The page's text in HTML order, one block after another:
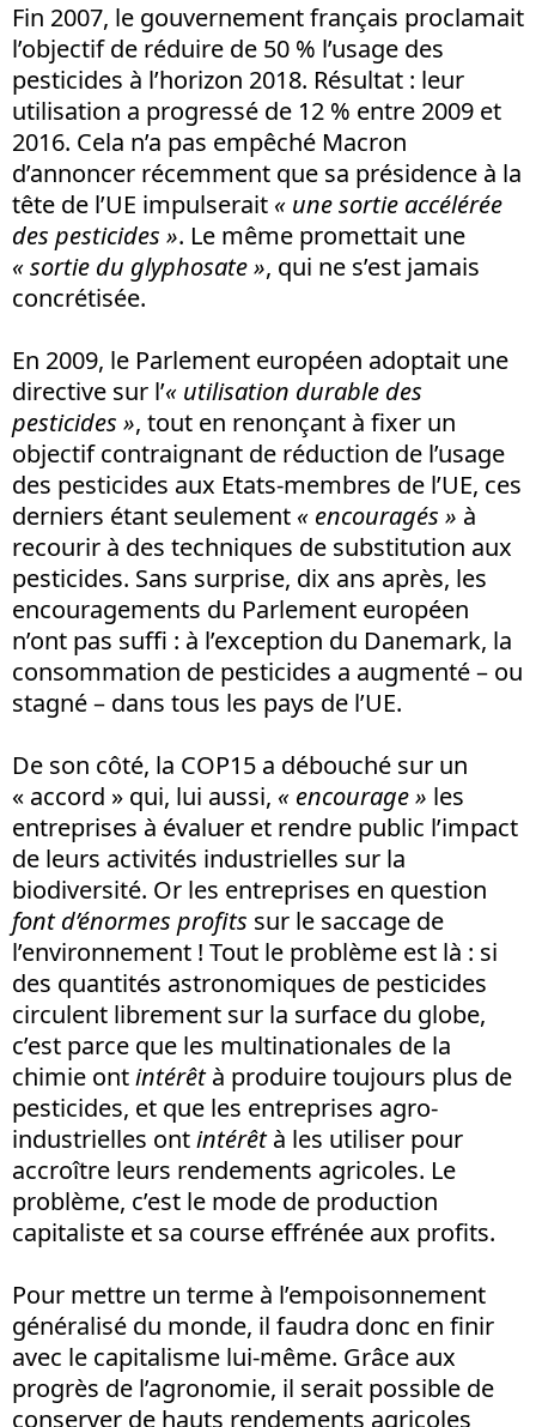
Fin 2007, le gouvernement français proclamait
l’objectif de réduire de 50 % l’usage des
pesticides à l’horizon 2018. Résultat : leur
utilisation a progressé de 12 % entre 2009 et
2016. Cela n’a pas empêché Macron
d’annoncer récemment que sa présidence à la
tête de l’UE impulserait « une sortie accélérée
des pesticides ». Le même promettait une
« sortie du glyphosate », qui ne s’est jamais
concrétisée.
En 2009, le Parlement européen adoptait une
directive sur l’« utilisation durable des
pesticides », tout en renonçant à fixer un
objectif contraignant de réduction de l’usage
des pesticides aux Etats-membres de l’UE, ces
derniers étant seulement « encouragés » à
recourir à des techniques de substitution aux
pesticides. Sans surprise, dix ans après, les
encouragements du Parlement européen
n’ont pas suffi : à l’exception du Danemark, la
consommation de pesticides a augmenté – ou
stagné – dans tous les pays de l’UE.
De son côté, la COP15 a débouché sur un
« accord » qui, lui aussi, « encourage » les
entreprises à évaluer et rendre public l’impact
de leurs activités industrielles sur la
biodiversité. Or les entreprises en question
font d’énormes profits sur le saccage de
l’environnement ! Tout le problème est là : si
des quantités astronomiques de pesticides
circulent librement sur la surface du globe,
c’est parce que les multinationales de la
chimie ontintérêtà produire toujours plus de
pesticides, et que les entreprises agro-
industrielles ontintérêtà les utiliser pour
accroître leurs rendements agricoles. Le
problème, c’est le mode de production
capitaliste et sa course effrénée aux profits.
Pour mettre un terme à l’empoisonnement
généralisé du monde, il faudra donc en finir
avec le capitalisme lui-même. Grâce aux
progrès de l’agronomie, il serait possible de
conserver de hauts rendements agricoles